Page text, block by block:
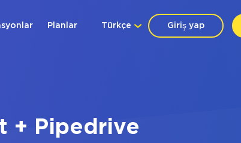
Giriş yap
Türkçe
Planlar
+ Pipedrive